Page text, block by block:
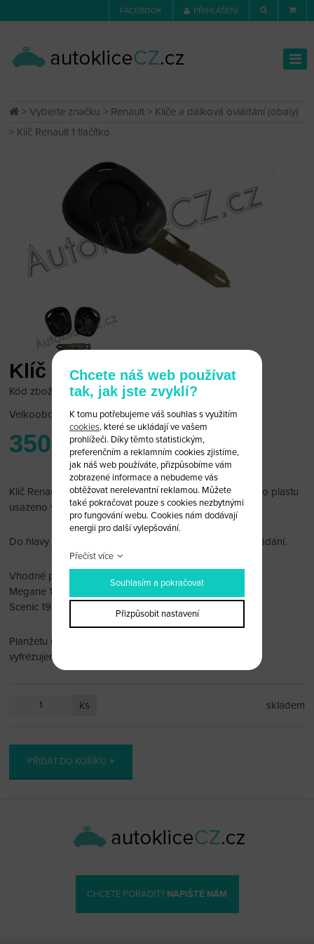
FACEBOOK PŘIHLÁŠENÍ
>Vyberte značku > Renault > Klíče a dálková ovládání (obaly)
> Klíč Renault 1 tlačítko
Klíč Renault 1 tlačítko
Kód zboží: Ren/002
Velkoobchodní cena:po přihlášení
350 Kč
Klíč Renault 1 tlačítko. V tomto obalu je tlačítko z pevného plastu
usazeno v drážkách.
Do hlavy je možné vložit čip immobiliseru a dálkové ovládání.
Vhodné pro:
Megane 1998-2002
Scenic 1998-2002
Planžetu můžete přendat nebo vám jí po dohodě radi
vyfrézujeme podle vašeho klíčku.
ks skladem
PŘIDAT DO KOŠÍKU
CHCETE PORADIT? NAPIŠTE NÁM
Chcete náš web používat
tak, jak jste zvyklí?
K tomu potřebujeme váš souhlas s využitím
cookies, které se ukládají ve vašem
prohlížeči. Díky těmto statistickým,
preferenčním a reklamním cookies zjistíme,
jak náš web používáte, přizpůsobíme vám
zobrazené informace a nebudeme vás
obtěžovat nerelevantní reklamou. Můžete
také pokračovat pouze s cookies nezbytnými
pro fungování webu. Cookies nám dodávají
energii pro další vylepšování.
Přečíst více
Souhlasím a pokračovat
Přizpůsobit nastavení